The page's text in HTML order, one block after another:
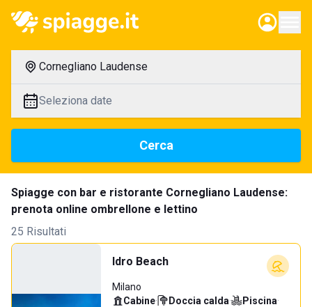
Cornegliano Laudense
Seleziona date
Cerca
Spiagge con bar e ristorante Cornegliano Laudense:
prenota online ombrellone e lettino
25 Risultati
Idro Beach
Milano
Cabine· Doccia calda· Piscina·